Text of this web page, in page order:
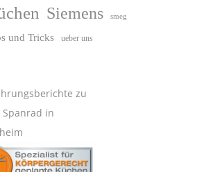
Siemens smeg
und Tricks ueber uns